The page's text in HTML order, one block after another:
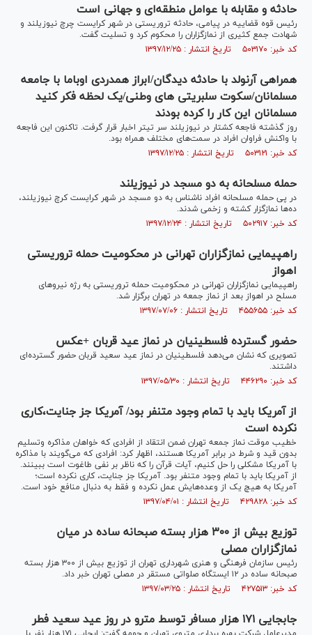
حادثه و مقابله با عوامل منطقه‌ای و جهانی است
رئیس قوه قضاییه در پیامی، حادثه تروریستی در شهر کرایست چرچ نیوزیلند و
شهادت جمع کثیری از نمازگزاران را محکوم کرد و تسلیت گفت.
کد خبر: ۵۰۳۱۷۰ تاریخ انتشار : ۱۳۹۷/۱۲/۲۵
همراهی آرنولد با حادثه دیدگان/ابراز همدردی اوباما با جامعه
مسلمانان/سکوت سلبریتی های وطنی/یک لحظه فکر کنید
مسلمانان این کار را کرده بودند
روز گذشته فاجعه کشتار در نیوزیلند سر تیتر اخبار قرار گرفت. تاکنون این فاجعه
با واکنش فراوان افراد در سمت‌های مختلف همراه بود.
کد خبر: ۵۰۳۱۲۱ تاریخ انتشار : ۱۳۹۷/۱۲/۲۵
حمله مسلحانه به دو مسجد در نیوزیلند
در پی حمله مسلحانه افراد ناشناس به دو مسجد در شهر کرایست کرچ نیوزیلند،
ده‌ها نمازگزار کشته و زخمی شدند.
کد خبر: ۵۰۲۹۱۷ تاریخ انتشار : ۱۳۹۷/۱۲/۲۴
راهپیمایی نمازگزاران تهرانی در محکومیت حمله تروریستی
اهواز
راهپیمایی نمازگزاران تهرانی در محکومیت حمله تروریستی به رژه نیرو‌های
مسلح در اهواز بعد از نماز جمعه در تهران برگزار شد.
کد خبر: ۴۵۵۶۵۵ تاریخ انتشار : ۱۳۹۷/۰۷/۰۶
حضور گسترده فلسطینیان در نماز عید قربان +عکس
تصویری که نشان می‌دهد فلسطینیان در نماز عید سعید قربان حضور گسترده‌ای
داشتند.
کد خبر: ۴۴۶۲۹۰ تاریخ انتشار : ۱۳۹۷/۰۵/۳۰
از آمریکا باید با تمام وجود متنفر بود/ آمریکا جز جنایت،کاری
نکرده است
خطیب موقت نماز جمعه تهران ضمن انتقاد از افرادی که خواهان مذاکره وتسلیم
بدون قید و شرط در برابر آمریکا هستند، اظهار کرد: افرادی که می‌گویند با مذاکره
با آمریکا مشکلی را حل کنیم، آیات قرآن را که ناظر بر نفی طاغوت است ببینند.
از آمریکا باید با تمام وجود متنفر بود. آمریکا جز جنایت، کاری نکرده است؛
آمریکا به هیچ یک از وعده‌هایش عمل نکرده و فقط به دنبال منافع خود است.
کد خبر: ۴۲۹۸۲۸ تاریخ انتشار : ۱۳۹۷/۰۴/۰۱
توزیع بیش از ۳۰۰ هزار بسته صبحانه ساده در میان
نمازگزاران مصلی
رئیس سازمان فرهنگی و هنری شهرداری تهران از توزیع بیش از ۳۰۰ هزار بسته
صبحانه ساده در ۱۲ ایستگاه صلواتی مستقر در مصلی تهران خبر داد.
کد خبر: ۴۲۷۵۱۳ تاریخ انتشار : ۱۳۹۷/۰۳/۲۵
جابجایی ۱۷۱ هزار مسافر توسط مترو در روز عید سعید فطر